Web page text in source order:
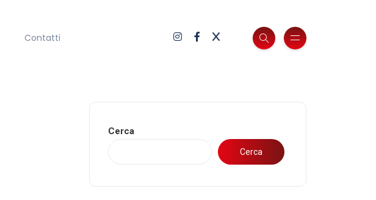
Contatti
Cerca
Cerca